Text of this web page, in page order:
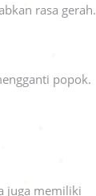
rasa gerah.
popok.
juga memiliki